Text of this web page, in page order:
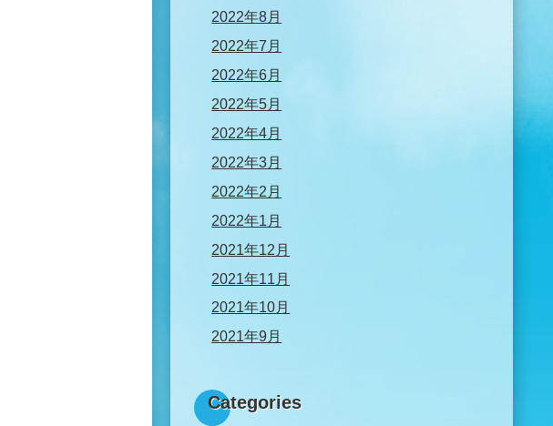
2022年8月
2022年7月
2022年6月
2022年5月
2022年4月
2022年3月
2022年2月
2022年1月
2021年12月
2021年11月
2021年10月
2021年9月
Categories